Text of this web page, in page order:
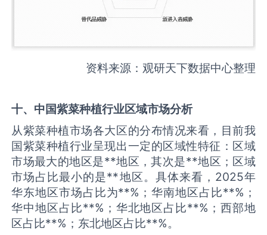
资料来源：观研天下数据中心整理
十、中国紫菜种植行业区域市场分析
从紫菜种植市场各大区的分布情况来看，目前我
国紫菜种植行业呈现出一定的区域性特征：区域
市场最大的地区是**地区，其次是**地区；区域
市场占比最小的是**地区。具体来看，2025年
华东地区市场占比为**%；华南地区占比**%；
华中地区占比**%；华北地区占比**%；西部地
区占比**%；东北地区占比**%。